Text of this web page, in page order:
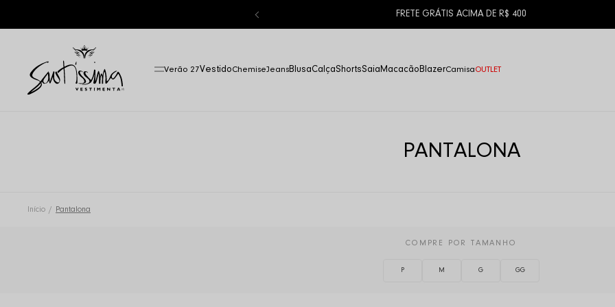
FRETE GRÁTIS ACIMA DE R$ 400
Verão 27VestidoChemiseJeansBlusaCalçaShortsSaia Macacão BlazerCamisaOUTLET
PANTALONA
Início Pantalona
COMPRE POR TAMANHO
P M G GG